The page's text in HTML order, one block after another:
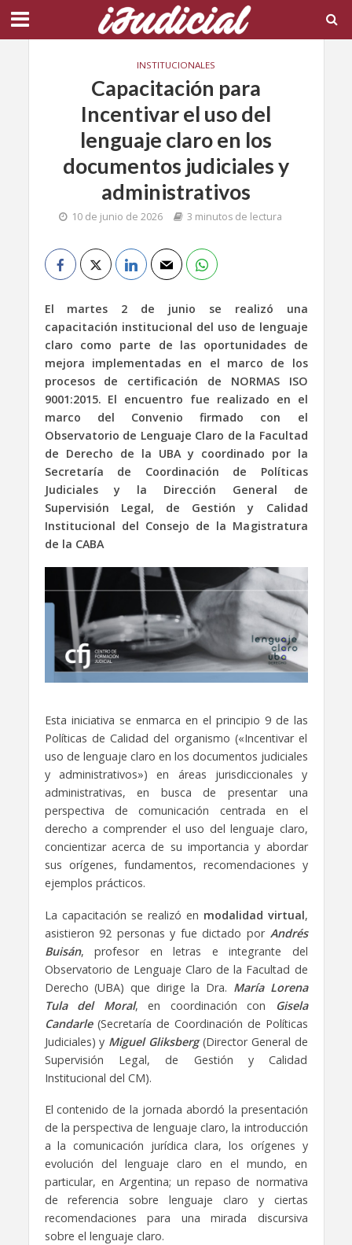
INSTITUCIONALES
Capacitación para
Incentivar el uso del
lenguaje claro en los
documentos judiciales y
administrativos
10 de junio de 2026 3 minutos de lectura
El martes 2 de junio se realizó una
capacitación institucional del uso de lenguaje
claro como parte de las oportunidades de
mejora implementadas en el marco de los
procesos de certificación de NORMAS ISO
9001:2015. El encuentro fue realizado en el
marco del Convenio firmado con el
Observatorio de Lenguaje Claro de la Facultad
de Derecho de la UBA y coordinado por la
Secretaría de Coordinación de Políticas
Judiciales y la Dirección General de
Supervisión Legal, de Gestión y Calidad
Institucional del Consejo de la Magistratura
de la CABA
Esta iniciativa se enmarca en el principio 9 de las
Políticas de Calidad del organismo («Incentivar el
uso de lenguaje claro en los documentos judiciales
y administrativos») en áreas jurisdiccionales y
administrativas, en busca de presentar una
perspectiva de comunicación centrada en el
derecho a comprender el uso del lenguaje claro,
concientizar acerca de su importancia y abordar
sus orígenes, fundamentos, recomendaciones y
ejemplos prácticos.
La capacitación se realizó en modalidad virtual,
asistieron 92 personas y fue dictado por Andrés
Buisán, profesor en letras e integrante del
Observatorio de Lenguaje Claro de la Facultad de
Derecho (UBA) que dirige la Dra. María Lorena
Tula del Moral, en coordinación con
Gisela
Candarle(Secretaría de Coordinación de Políticas
Judiciales) y Miguel Gliksberg(Director General de
Supervisión Legal, de Gestión y Calidad
Institucional del CM).
El contenido de la jornada abordó la presentación
de la perspectiva de lenguaje claro, la introducción
a la comunicación jurídica clara, los orígenes y
evolución del lenguaje claro en el mundo, en
particular, en Argentina; un repaso de normativa
de referencia sobre lenguaje claro y ciertas
recomendaciones para una mirada discursiva
sobre el lenguaje claro.